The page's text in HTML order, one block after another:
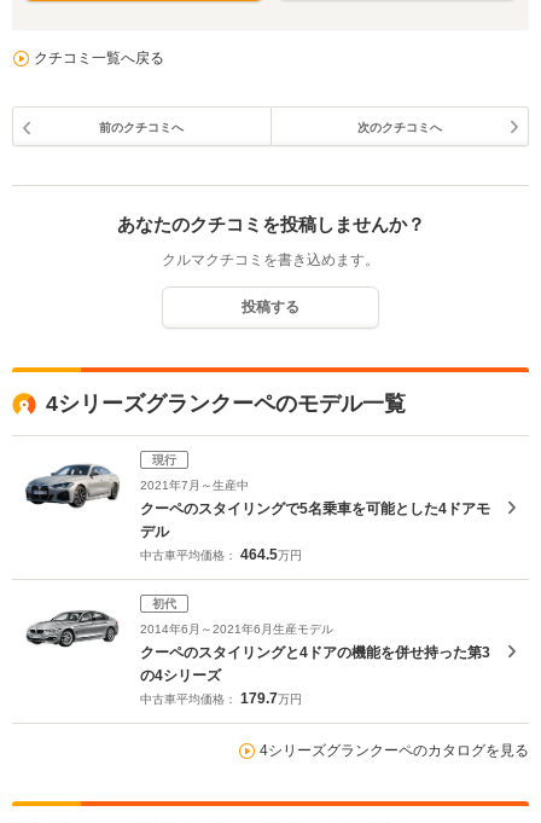
クチコミ一覧へ戻る
前のクチコミへ 次のクチコミへ
あなたのクチコミを投稿しませんか？
クルマクチコミを書き込めます。
投稿する
4シリーズグランクーペのモデル一覧
現行
2021年7月～生産中
クーペのスタイリングで5名乗車を可能とした4ドアモ
デル
中古車平均価格： 464.5万円
初代
2014年6月～2021年6月生産モデル
クーペのスタイリングと4ドアの機能を併せ持った第3
の4シリーズ
中古車平均価格： 179.7万円
4シリーズグランクーペのカタログを見る